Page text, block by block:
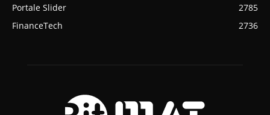
Portale Slider
2785
FinanceTech
2736